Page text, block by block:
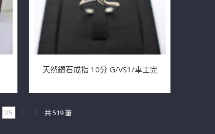
天然鑽石戒指 10分 G/VS1/車工完
25 共 519 筆